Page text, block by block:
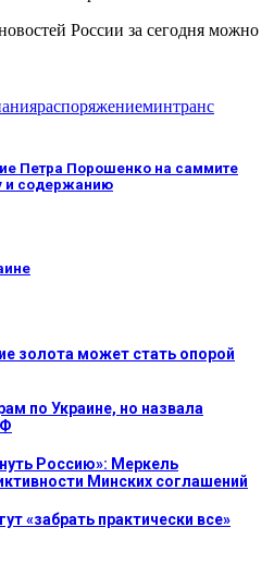
России за сегодня можно
распоряжениеминтранс
Петра Порошенко на саммите
и содержанию
золота может стать опорой
по Украине, но назвала
Россию»: Меркель
Минских соглашений
«забрать практически все»